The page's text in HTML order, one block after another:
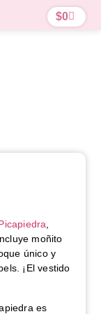
$0
,
moñito
único y
¡El vestido
es